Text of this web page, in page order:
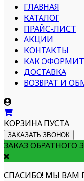
ГЛАВНАЯ
КАТАЛОГ
ПРАЙС-ЛИСТ
АКЦИИ
КОНТАКТЫ
КАК
ДОСТАВКА
ВОЗВРАТ И
КОРЗИНА ПУСТА
ЗАКАЗАТЬ ЗВОНОК
ЗАКАЗ ОБРАТНОГО
СПАСИБО! МЫ ВАМ